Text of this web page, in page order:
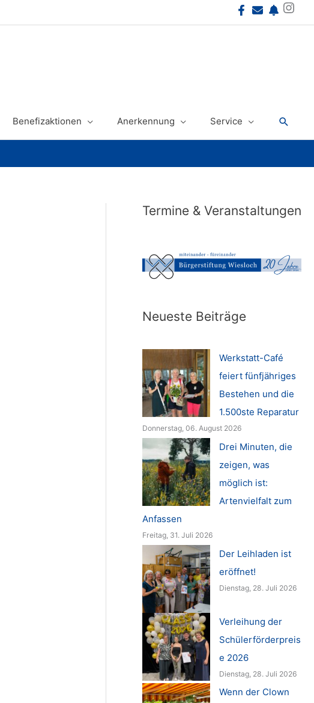
Instagram
Benefizaktionen Anerkennung Service
Termine & Veranstaltungen
Neueste Beiträge
Werkstatt-Café
feiert fünfjähriges
Bestehen und die
1.500ste Reparatur
Donnerstag, 06. August 2026
Drei Minuten, die
zeigen, was
möglich ist:
Artenvielfalt zum
Anfassen
Freitag, 31. Juli 2026
Der Leihladen ist
eröffnet!
Dienstag, 28. Juli 2026
Verleihung der
Schülerförderpreis
e 2026
Dienstag, 28. Juli 2026
Wenn der Clown